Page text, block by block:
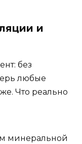
и
без
любые
Что реально
минеральной